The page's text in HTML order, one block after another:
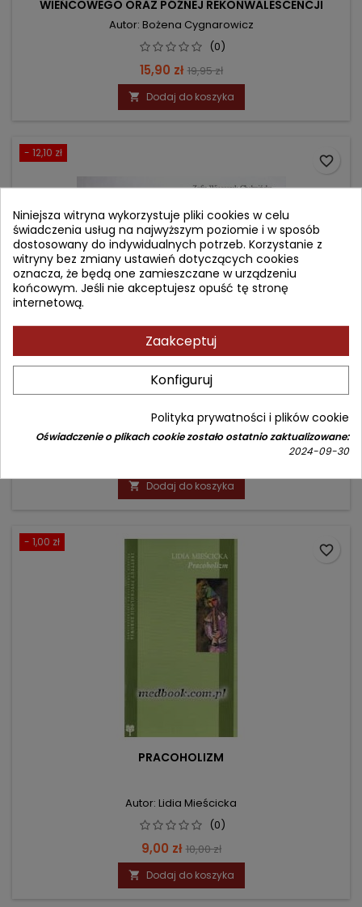
WIEŃCOWEGO ORAZ PÓŹNEJ REKONWALESCENCJI
Autor: Bożena Cygnarowicz
(0)
Cena
15,90 zł Cena
podstawowa
19,95 zł
 Dodaj do koszyka
- 12,10 zł
ŻYWIENIE W CHOROBACH SERCA
Autor: Zofia Wieczorek-Chełmińska
(0)
podstawowa
 Dodaj do koszyka
favorite_border
- 1,00 zł
PRACOHOLIZM
Autor: Lidia Mieścicka
(0)
Cena
9,00 zł Cena
podstawowa
10,00 zł
 Dodaj do koszyka
favorite_border
Niniejsza witryna wykorzystuje pliki cookies w celu
świadczenia usług na najwyższym poziomie i w sposób
dostosowany do indywidualnych potrzeb. Korzystanie z
witryny bez zmiany ustawień dotyczących cookies
oznacza, że będą one zamieszczane w urządzeniu
końcowym. Jeśli nie akceptujesz opuść tę stronę
internetową.
Zaakceptuj
Konfiguruj
Polityka prywatności i plików cookie
Oświadczenie o plikach cookie zostało ostatnio zaktualizowane:
2024-09-30